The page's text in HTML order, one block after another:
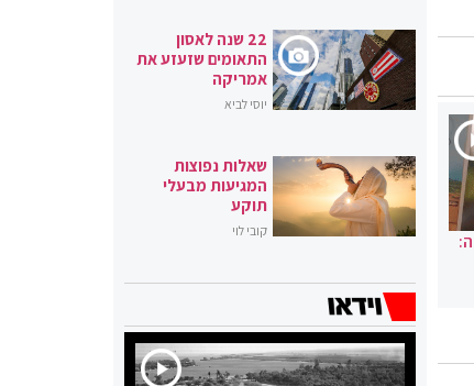
22 שנה לאסון
התאומים שזעזע את
אמריקה
יוסי לביא
שאלות נפוצות
המגיעות מבעלי
תוקע
קובי לוי